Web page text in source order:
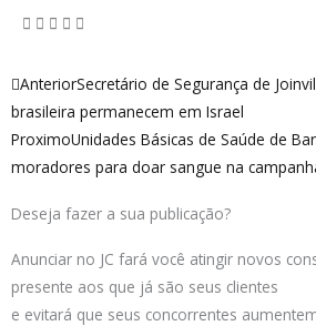
Anterior
AnteriorSecretário de Segurança de
brasileira permanecem em Israel
ProximoUnidades Básicas de Saúde de
moradores para doar sangue na
Deseja fazer a sua publicação?
Anunciar no JC fará você atingir novos
presente aos que já são seus clientes
e evitará que seus concorrentes